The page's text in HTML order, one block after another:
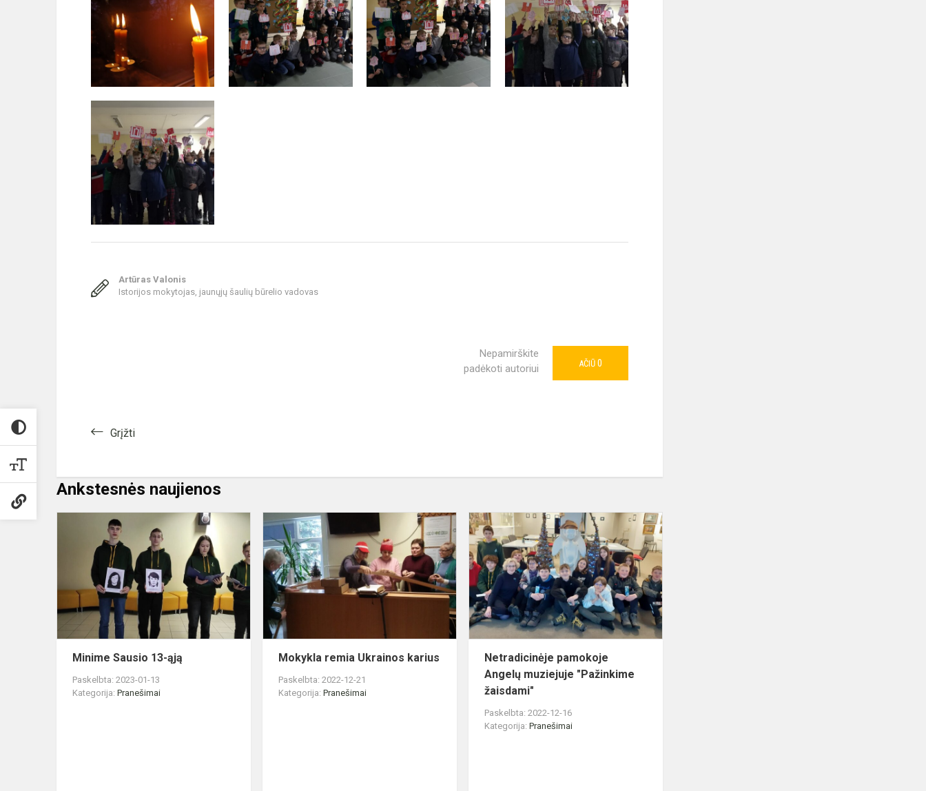
Artūras Valonis
Istorijos mokytojas, jaunųjų šaulių būrelio vadovas
Nepamirškite
padėkoti autoriui
AČIŪ 0
Grįžti
Ankstesnės naujienos
Minime
Sausio
13-
ąją
Minime Sausio 13-ąją
Paskelbta: 2023-01-13
Kategorija: Pranešimai
Mokykla
remia
Ukrainos
karius
Mokykla remia Ukrainos karius
Paskelbta: 2022-12-21
Kategorija:Pranešimai
Netradicinėje
pamokoje
Angelų
muziejuje
"Pažinkime
žaisdami...
Netradicinėje pamokoje
Angelų muziejuje "Pažinkime
žaisdami"
Paskelbta: 2022-12-16
Kategorija:Pranešimai